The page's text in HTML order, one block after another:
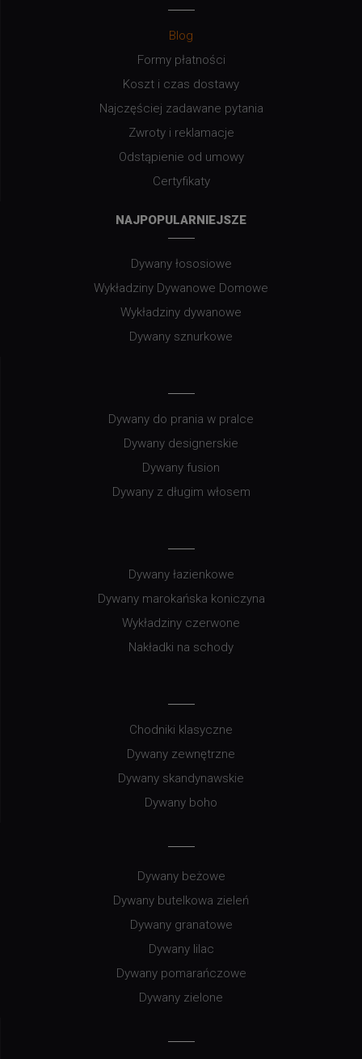
Blog
Formy płatności
Koszt i czas dostawy
Najczęściej zadawane pytania
Zwroty i reklamacje
Odstąpienie od umowy
Certyfikaty
NAJPOPULARNIEJSZE
Dywany łososiowe
Wykładziny Dywanowe Domowe
Wykładziny dywanowe
Dywany sznurkowe
Dywany do prania w pralce
Dywany designerskie
Dywany fusion
Dywany z długim włosem
Dywany łazienkowe
Dywany marokańska koniczyna
Wykładziny czerwone
Nakładki na schody
Chodniki klasyczne
Dywany zewnętrzne
Dywany skandynawskie
Dywany boho
Dywany beżowe
Dywany butelkowa zieleń
Dywany granatowe
Dywany lilac
Dywany pomarańczowe
Dywany zielone